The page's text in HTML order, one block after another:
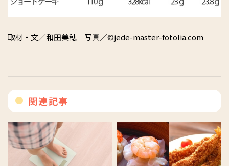
取材・文／和田美穂 写真／©jede-master-fotolia.com
関連記事